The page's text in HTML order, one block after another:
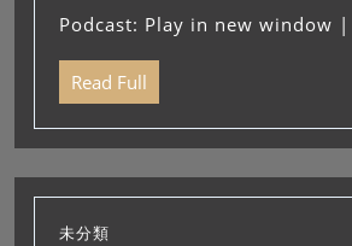
プ
ー
ヤ
Podcast: Play in new window |
Read Full
未分類